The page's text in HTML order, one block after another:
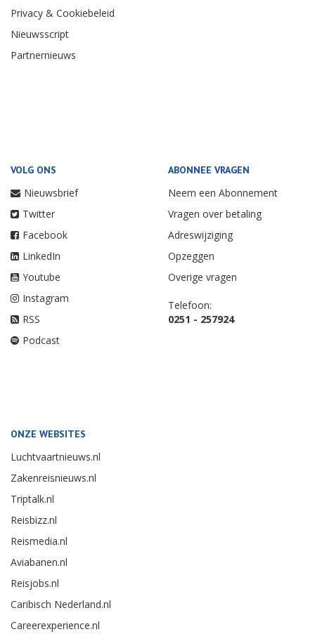
Privacy & Cookiebeleid
Nieuwsscript
Partnernieuws
VOLG ONS
Nieuwsbrief
Twitter
Facebook
LinkedIn
Youtube
Instagram
RSS
Podcast
ABONNEE VRAGEN
Neem een Abonnement
Vragen over betaling
Adreswijziging
Opzeggen
Overige vragen
Telefoon:
0251 - 257924
ONZE WEBSITES
Luchtvaartnieuws.nl
Zakenreisnieuws.nl
Triptalk.nl
Reisbizz.nl
Reismedia.nl
Aviabanen.nl
Reisjobs.nl
Caribisch Nederland.nl
Careerexperience.nl